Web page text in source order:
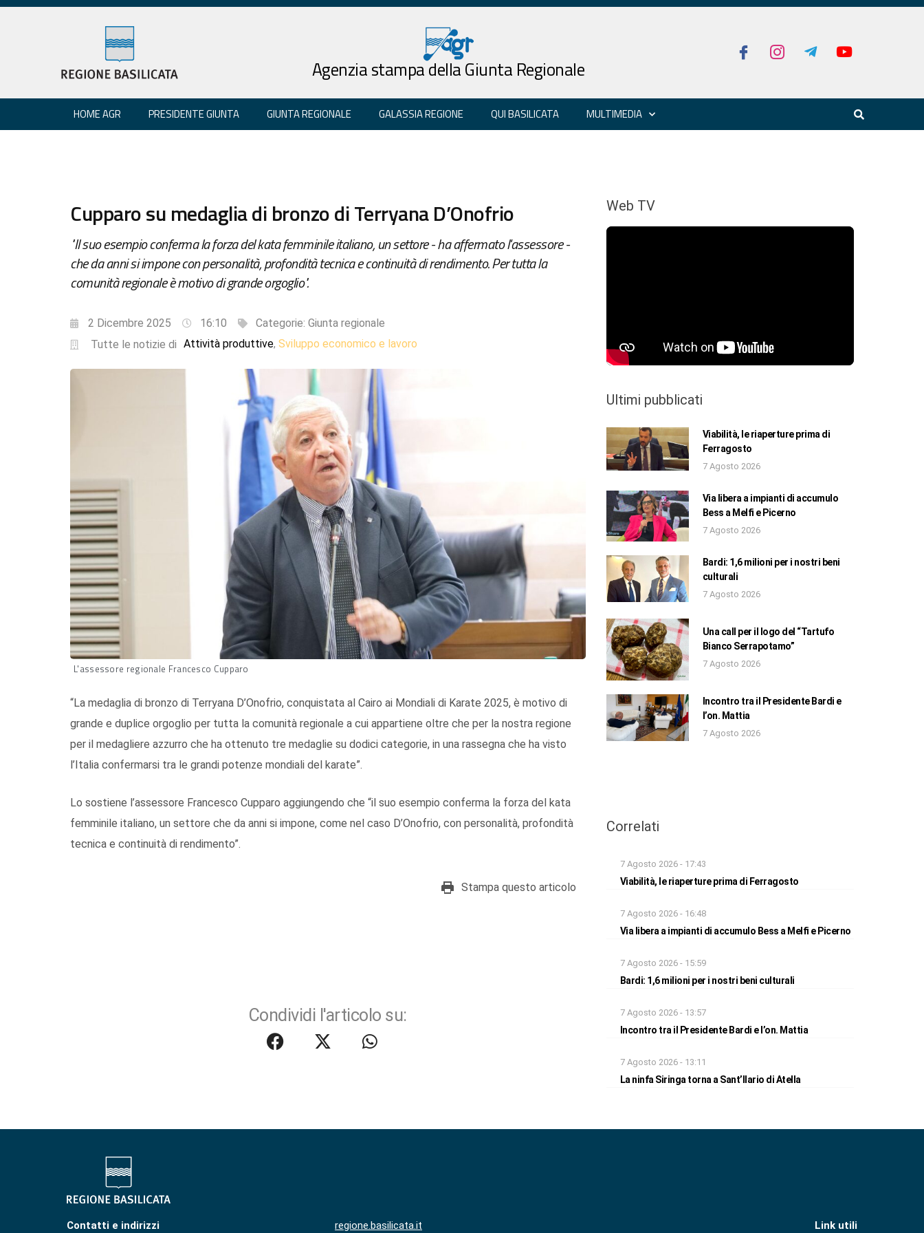
Agenzia stampa della Giunta Regionale
HOME AGR PRESIDENTE GIUNTA GIUNTA REGIONALE GALASSIA REGIONE QUI BASILICATA MULTIMEDIA
Cupparo su medaglia di bronzo di Terryana D’Onofrio
"Il suo esempio conferma la forza del kata femminile italiano, un settore - ha affermato l'assessore -
che da anni si impone con personalità, profondità tecnica e continuità di rendimento. Per tutta la
comunità regionale è motivo di grande orgoglio".
2 Dicembre 2025 16:10 Categorie: Giunta regionale
Tutte le notizie di Attività produttive, Sviluppo economico e lavoro
L'assessore regionale Francesco Cupparo
“La medaglia di bronzo di Terryana D’Onofrio, conquistata al Cairo ai Mondiali di Karate 2025, è motivo di
grande e duplice orgoglio per tutta la comunità regionale a cui appartiene oltre che per la nostra regione
per il medagliere azzurro che ha ottenuto tre medaglie su dodici categorie, in una rassegna che ha visto
l’Italia confermarsi tra le grandi potenze mondiali del karate”.
Lo sostiene l’assessore Francesco Cupparo aggiungendo che “il suo esempio conferma la forza del kata
femminile italiano, un settore che da anni si impone, come nel caso D’Onofrio, con personalità, profondità
tecnica e continuità di rendimento”.
Stampa questo articolo
Condividi l'articolo su:
Web TV
Ultimi pubblicati
Viabilità, le riaperture prima di
Ferragosto
7 Agosto 2026
Via libera a impianti di accumulo
Bess a Melfi e Picerno
7 Agosto 2026
Bardi: 1,6 milioni per i nostri beni
culturali
7 Agosto 2026
Una call per il logo del “Tartufo
Bianco Serrapotamo”
7 Agosto 2026
Incontro tra il Presidente Bardi e
l’on. Mattia
7 Agosto 2026
Correlati
7 Agosto 2026 - 17:43
Viabilità, le riaperture prima di Ferragosto
7 Agosto 2026 - 16:48
Via libera a impianti di accumulo Bess a Melfi e Picerno
7 Agosto 2026 - 15:59
Bardi: 1,6 milioni per i nostri beni culturali
7 Agosto 2026 - 13:57
Incontro tra il Presidente Bardi e l’on. Mattia
7 Agosto 2026 - 13:11
La ninfa Siringa torna a Sant’Ilario di Atella
Contatti e indirizzi regione.basilicata.it Link utili